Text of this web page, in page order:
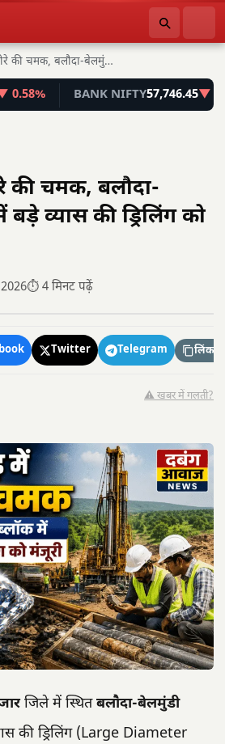
छत्तीसगढ़ में हीरे की चमक, बलौदा-बेलमुंडी ब्लॉक में…
BANK NIFTY57,746.45▼ 0.55%
की चमक, बलौदा-
व्यास की ड्रिलिंग को
⏱️ 4 मिनट पढ़ें
Twitter Telegram लिंक
⚠️ खबर में गलती?
जिले में स्थितबलौदा-बेलमुंडी
की ड्रिलिंग (Large Diameter